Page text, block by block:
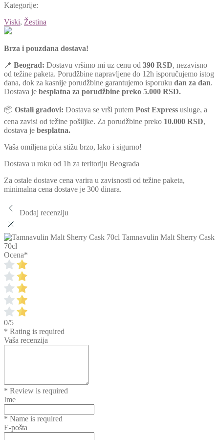
Kategorije:
Viski, Žestina
Brza i pouzdana dostava!
📍 Beograd: Dostavu vršimo mi uz cenu od 390 RSD, nezavisno
od težine paketa. Porudžbine napravljene do 12h isporučujemo istog
dana, dok za kasnije porudžbine garantujemo isporuku dan za dan.
Dostava je besplatna za porudžbine preko 5.000 RSD.
📦 Ostali gradovi: Dostava se vrši putem Post Express usluge, a
cena zavisi od težine pošiljke. Za porudžbine preko 10.000 RSD,
dostava je besplatna.
Vaša omiljena pića stižu brzo, lako i sigurno!
Dostava u roku od 1h za teritoriju Beograda
Za ostale dostave cena varira u zavisnosti od težine paketa,
minimalna cena dostave je 300 dinara.
Dodaj recenziju
Tamnavulin Malt Sherry Cask
70cl
Ocena*
0/5
* Rating is required
Vaša recenzija
* Review is required
Ime
* Name is required
E-pošta